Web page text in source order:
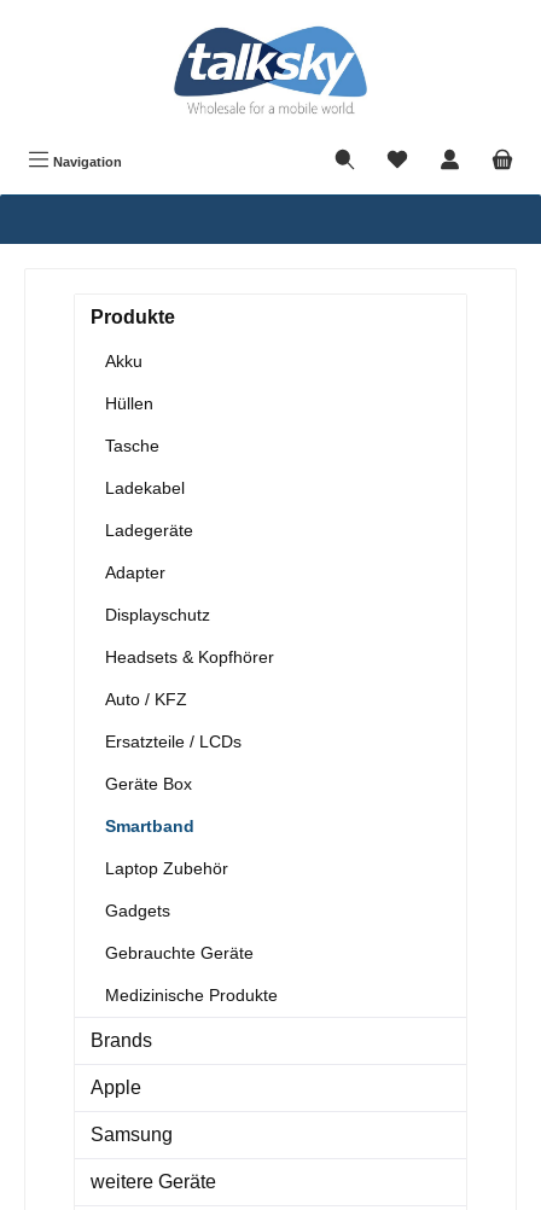
Navigation
Produkte
Akku
Hüllen
Tasche
Ladekabel
Ladegeräte
Adapter
Displayschutz
Headsets & Kopfhörer
Auto / KFZ
Ersatzteile / LCDs
Geräte Box
Smartband
Laptop Zubehör
Gadgets
Gebrauchte Geräte
Medizinische Produkte
Brands
Apple
Samsung
weitere Geräte